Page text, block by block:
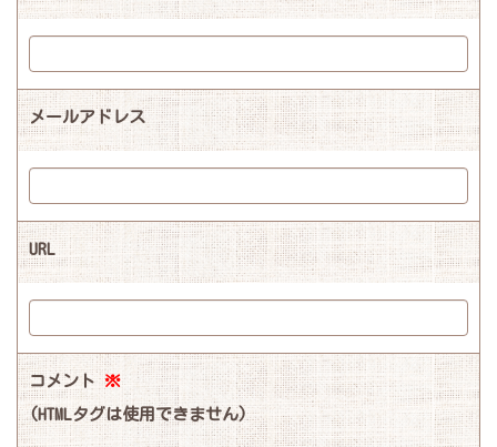
メールアドレス
URL
コメント ※
(HTMLタグは使用できません)